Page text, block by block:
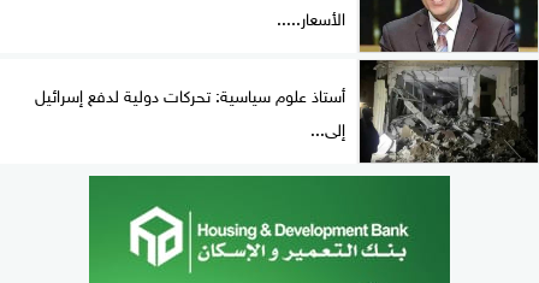
الأسعار.....
أستاذ علوم سياسية: تحركات دولية لدفع إسرائيل
إلى...